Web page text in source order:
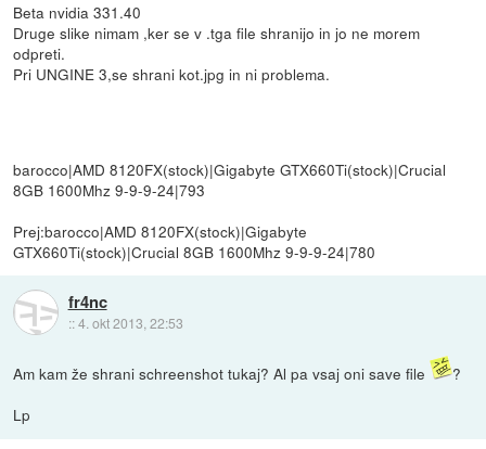
Beta nvidia 331.40
Druge slike nimam ,ker se v .tga file shranijo in jo ne morem
odpreti.
Pri UNGINE 3,se shrani kot.jpg in ni problema.
barocco|AMD 8120FX(stock)|Gigabyte GTX660Ti(stock)|Crucial
8GB 1600Mhz 9-9-9-24|793
Prej:barocco|AMD 8120FX(stock)|Gigabyte
GTX660Ti(stock)|Crucial 8GB 1600Mhz 9-9-9-24|780
fr4nc
::4. okt 2013, 22:53
Am kam že shrani schreenshot tukaj? Al pa vsaj oni save file
?
Lp